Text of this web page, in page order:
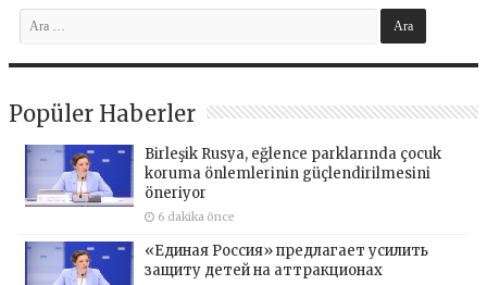
Popüler Haberler
Birleşik Rusya, eğlence parklarında çocuk
koruma önlemlerinin güçlendirilmesini
öneriyor
6 dakika önce
«Единая Россия» предлагает усилить
защиту детей на аттракционах